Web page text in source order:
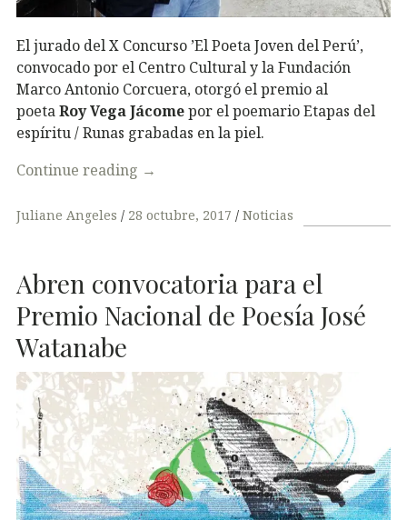
El jurado del X​ ​Concurso​ ​’El​ ​Poeta​ ​Joven​ ​del​ ​Perú’,
convocado por el Centro Cultural y la Fundación
Marco Antonio Corcuera, otorgó el premio al
poetaRoy​ ​Vega​ ​Jácomepor el poemario Etapas del
espíritu / Runas grabadas en la piel.
Continue reading →
Juliane Angeles 28 octubre, 2017 Noticias
Abren convocatoria para el
Premio Nacional de Poesía José
Watanabe